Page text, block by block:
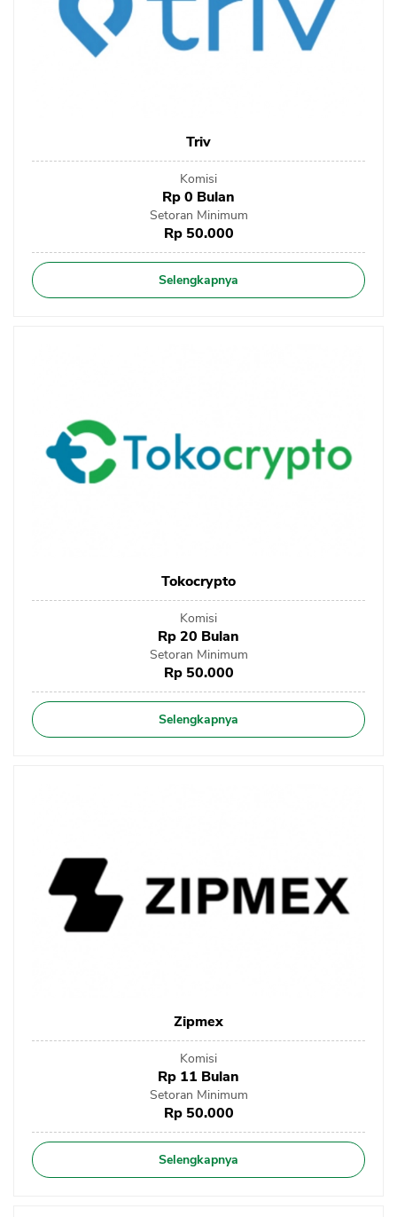
Triv
Komisi
Rp 0 Bulan
Setoran Minimum
Rp 50.000
Selengkapnya
Tokocrypto
Komisi
Rp 20 Bulan
Setoran Minimum
Rp 50.000
Selengkapnya
Zipmex
Komisi
Rp 11 Bulan
Setoran Minimum
Rp 50.000
Selengkapnya